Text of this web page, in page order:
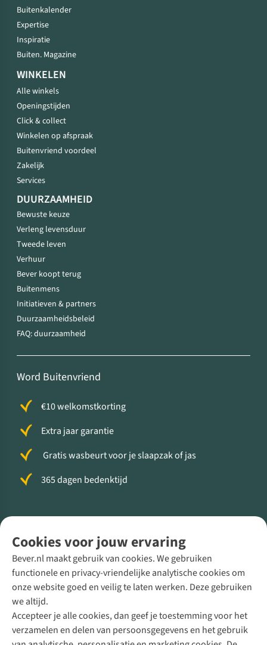
Cookies voor jouw ervaring
Bever.nl maakt gebruik van cookies. We gebruiken
functionele en privacy-vriendelijke analytische cookies om
onze website goed en veilig te laten werken. Deze gebruiken
we altijd.
Accepteer je alle cookies, dan geef je toestemming voor het
verzamelen en delen van persoonsgegevens en het gebruik
Buitenkalender
Expertise
Inspiratie
Buiten. Magazine
WINKELEN
Alle winkels
Openingstijden
Click & collect
Winkelen op afspraak
Buitenvriend voordeel
Zakelijk
Services
DUURZAAMHEID
Bewuste keuze
Verleng levensduur
Tweede leven
Verhuur
Bever koopt terug
Buitenmens
Initiatieven & partners
Duurzaamheidsbeleid
FAQ: duurzaamheid
Word Buitenvriend
€10 welkomstkorting
Extra jaar garantie
Gratis wasbeurt voor je slaapzak of jas
365 dagen bedenktijd
Direct advies van een Buitenexpert
+31 (0)85 888 50 88
+31 6 12 28 49 80